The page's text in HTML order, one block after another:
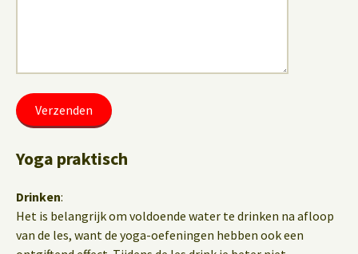
Yoga praktisch
Drinken:
Het is belangrijk om voldoende water te drinken na afloop
van de les, want de yoga-oefeningen hebben ook een